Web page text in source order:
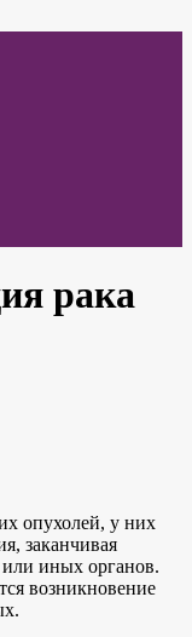
рака
опухолей, у них
заканчивая
иных органов.
возникновение